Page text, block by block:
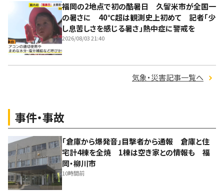
福岡の2地点で初の酷暑日 久留米市が全国一
の暑さに 40℃超は観測史上初めて 記者「少
し息苦しさを感じる暑さ」熱中症に警戒を
2026/08/03 21:40
気象・災害記事一覧へ
事件・事故
「倉庫から爆発音」目撃者から通報 倉庫と住
宅計4棟を全焼 1棟は空き家との情報も 福
岡・柳川市
10時間前